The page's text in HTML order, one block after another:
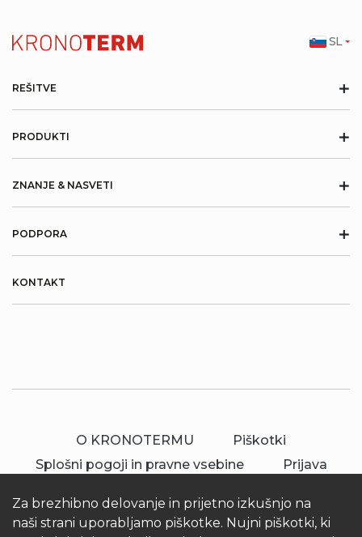
Za brezhibno delovanje in prijetno izkušnjo na
naši strani uporabljamo piškotke. Nujni piškotki, ki
REŠITVE +
PRODUKTI +
ZNANJE & NASVETI +
PODPORA +
KONTAKT
O KRONOTERMU
Piškotki
Splošni pogoji in pravne vsebine
Prijava
SL